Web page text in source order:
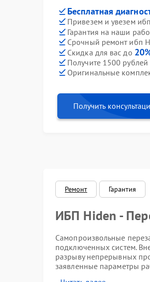
Бесплатная
Привезем и увезем
Гарантия на наши
Срочный ремонт ибп
Скидка для вас до
Получите 1500
Оригинальные
Получить
Ремонт Гарантия
ИБП Hiden -
Самопроизвольные
подключенных систем.
разрыву непрерывных
заявленные параметры